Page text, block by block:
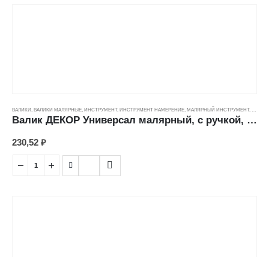
ВАЛИКИ ВАЛИКИ МАЛЯРНЫЕ ИНСТРУМЕНТ, ИНСТРУМЕНТ НАМЕРЕНИЕ МАЛЯРНЫЙ ИНСТРУМЕНТ,
Валик ДЕКОР Универсал малярный, с ручкой, полиакрил тигр (11/42/6мм) (240мм)
230,52 ₽